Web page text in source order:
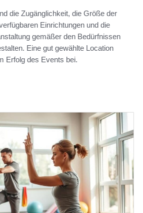
die Zugänglichkeit, die Größe der
Einrichtungen und die
gemäßer den Bedürfnissen
Eine gut gewählte Location
Erfolg des Events bei.